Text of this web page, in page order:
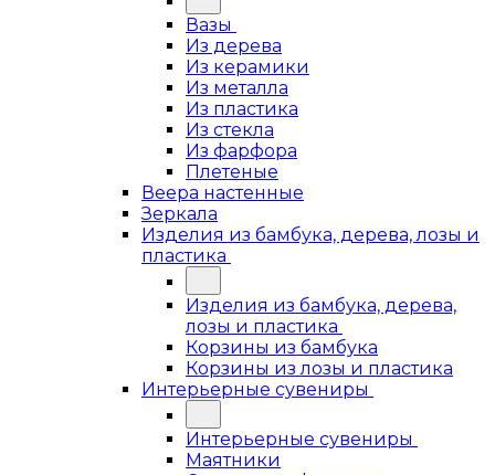
Вазы
Из дерева
Из керамики
Из металла
Из пластика
Из стекла
Из фарфора
Плетеные
Веера настенные
Зеркала
Изделия из бамбука, дерева, лозы и
пластика
Изделия из бамбука, дерева,
лозы и пластика
Корзины из бамбука
Корзины из лозы и пластика
Интерьерные сувениры
Интерьерные сувениры
Маятники